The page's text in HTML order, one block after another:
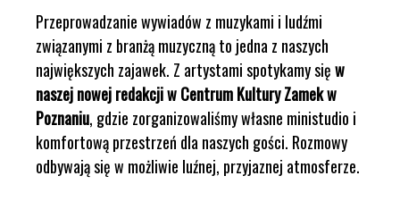
Przeprowadzanie wywiadów z muzykami i ludźmi
związanymi z branżą muzyczną to jedna z naszych
największych zajawek. Z artystami spotykamy sięw
naszej nowej redakcji w Centrum Kultury Zamek w
Poznaniu, gdzie zorganizowaliśmy własne ministudio i
komfortową przestrzeń dla naszych gości. Rozmowy
odbywają się w możliwie luźnej, przyjaznej atmosferze.